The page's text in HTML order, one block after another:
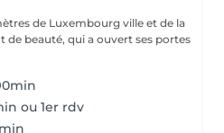
de Luxembourg ville et de la
beauté, qui a ouvert ses portes
ou 1er rdv